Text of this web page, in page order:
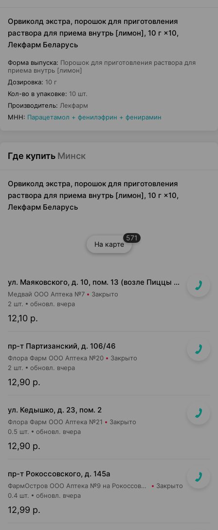
Орвиколд экстра, порошок для приготовления
раствора для приема внутрь [лимон], 10 г ×10,
Лекфарм Беларусь
Форма выпуска: Порошок для приготовления раствора для
приема внутрь [лимон]
Дозировка: 10 г
Кол-во в упаковке: 10 шт.
Производитель: Лекфарм
МНН: Парацетамол + фенилэфрин + фенирамин
Где купить Минск
Орвиколд экстра, порошок для приготовления
раствора для приема внутрь [лимон], 10 г ×10,
Лекфарм Беларусь
На карте
571
ул. Маяковского, д. 10, пом. 13 (возле Пиццы Мании)
Медвай ООО Аптека №7 Закрыто
12,10 р.
2 шт. обновл. вчера
пр-т Партизанский, д. 106/46
Флора Фарм ООО Аптека №20 Закрыто
12,90 р.
2 шт. обновл. вчера
ул. Кедышко, д. 23, пом. 2
Флора Фарм ООО Аптека №21 Закрыто
12,90 р.
0.5 шт. обновл. вчера
пр-т Рокоссовского, д. 145а
ФармОстров ООО Аптека №9 на Рокоссовского Закрыто
12,99 р.
0.4 шт. обновл. вчера